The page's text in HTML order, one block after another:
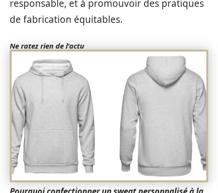
responsable, et à promouvoir des pratiques
de fabrication équitables.
Ne ratez rien de l'actu